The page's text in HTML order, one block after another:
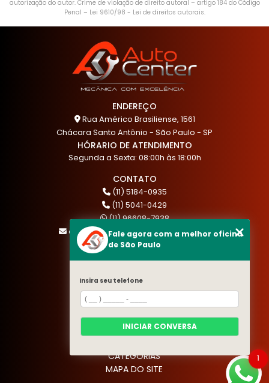
autorização do autor. Crime de violação de direito autoral – artigo 184 do Código
Penal – Lei 9610/98 - Lei de direitos autorais.
ENDEREÇO
Rua Américo Brasiliense, 1561
Chácara Santo Antônio - São Paulo - SP
HÓRARIO DE ATENDIMENTO
Segunda a Sexta: 08:00h às 18:00h
CONTATO
(11) 5184-0935
(11) 5041-0429
(11) 96608-7938
atendimento@akautocenter.com.br
MENU
HOME
QUEM SOMOS
SERVIÇOS
BLOG
CATEGORIAS
MAPA DO SITE
1
Fale agora com a melhor oficina
de São Paulo
Insira seu telefone
INICIAR CONVERSA